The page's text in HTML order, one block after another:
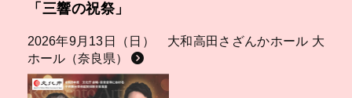
「三響の祝祭」
2026年9月13日（日） 大和高田さざんかホール 大
ホール（奈良県）